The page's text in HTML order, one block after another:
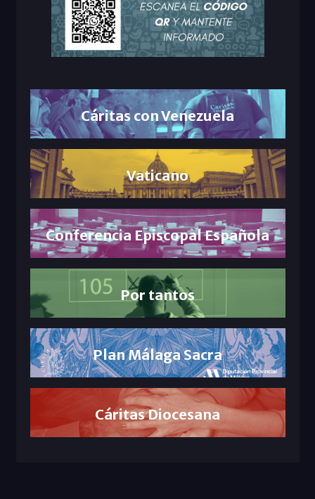
Cáritas con Venezuela
Vaticano
Conferencia Episcopal Española
Por tantos
Plan Málaga Sacra
Cáritas Diocesana